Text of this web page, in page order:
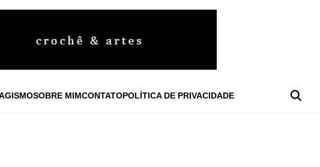
SOBRE MIMCONTATOPOLÍTICA DE PRIVACIDADE